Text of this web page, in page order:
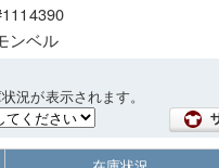
ンベル
況が表示されます。